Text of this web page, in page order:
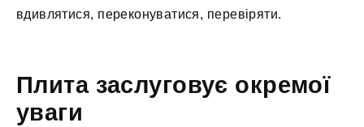
вдивлятися, переконуватися, перевіряти.
Плита заслуговує окремої
уваги